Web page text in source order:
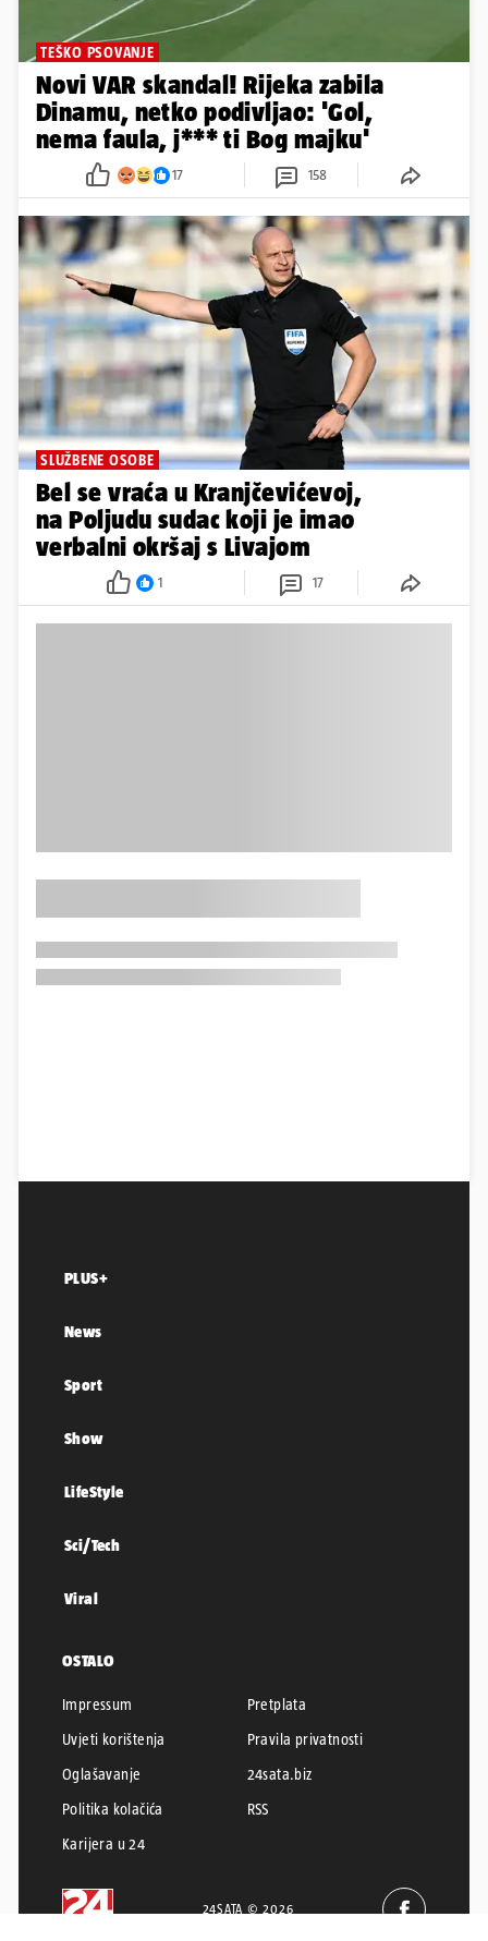
TEŠKO PSOVANJE
Novi VAR skandal! Rijeka zabila
Dinamu, netko podivljao: 'Gol,
nema faula, j*** ti Bog majku'
17 158
SLUŽBENE OSOBE
Bel se vraća u Kranjčevićevoj,
na Poljudu sudac koji je imao
verbalni okršaj s Livajom
1 17
PLUS+
News
Sport
Show
LifeStyle
Sci/Tech
Viral
OSTALO
Impressum
Pretplata
Uvjeti korištenja
Pravila privatnosti
Oglašavanje
24sata.biz
Politika kolačića
RSS
Karijera u 24
24SATA © 2026